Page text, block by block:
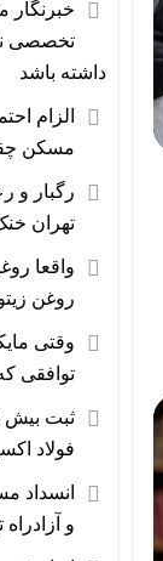
خبرنگار
تخصصی
داشته باشد
الزام
مسکن
رگبار و
تهران
واقعا
روغن
وقتی
توافقی
فولاد
انسداد
و